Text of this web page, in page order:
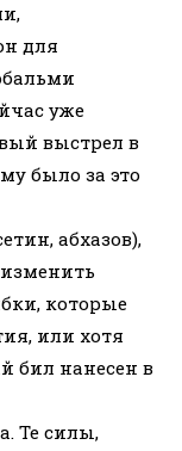
для
уже
выстрел в
было за это
абхазов),
которые
или хотя
бил нанесен в
Те силы,